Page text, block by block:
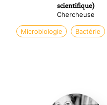
scientifique)
Chercheuse
Microbiologie Bactérie
Catherine